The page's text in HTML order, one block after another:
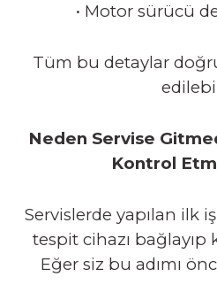
• Motor sürücü
Tüm bu detaylar
Neden Servise
Kontrol
Servislerde yapılan ilk
tespit cihazı bağlayıp
Eğer siz bu adımı